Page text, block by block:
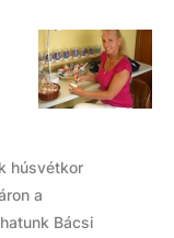
húsvétkor
a
Bácsi